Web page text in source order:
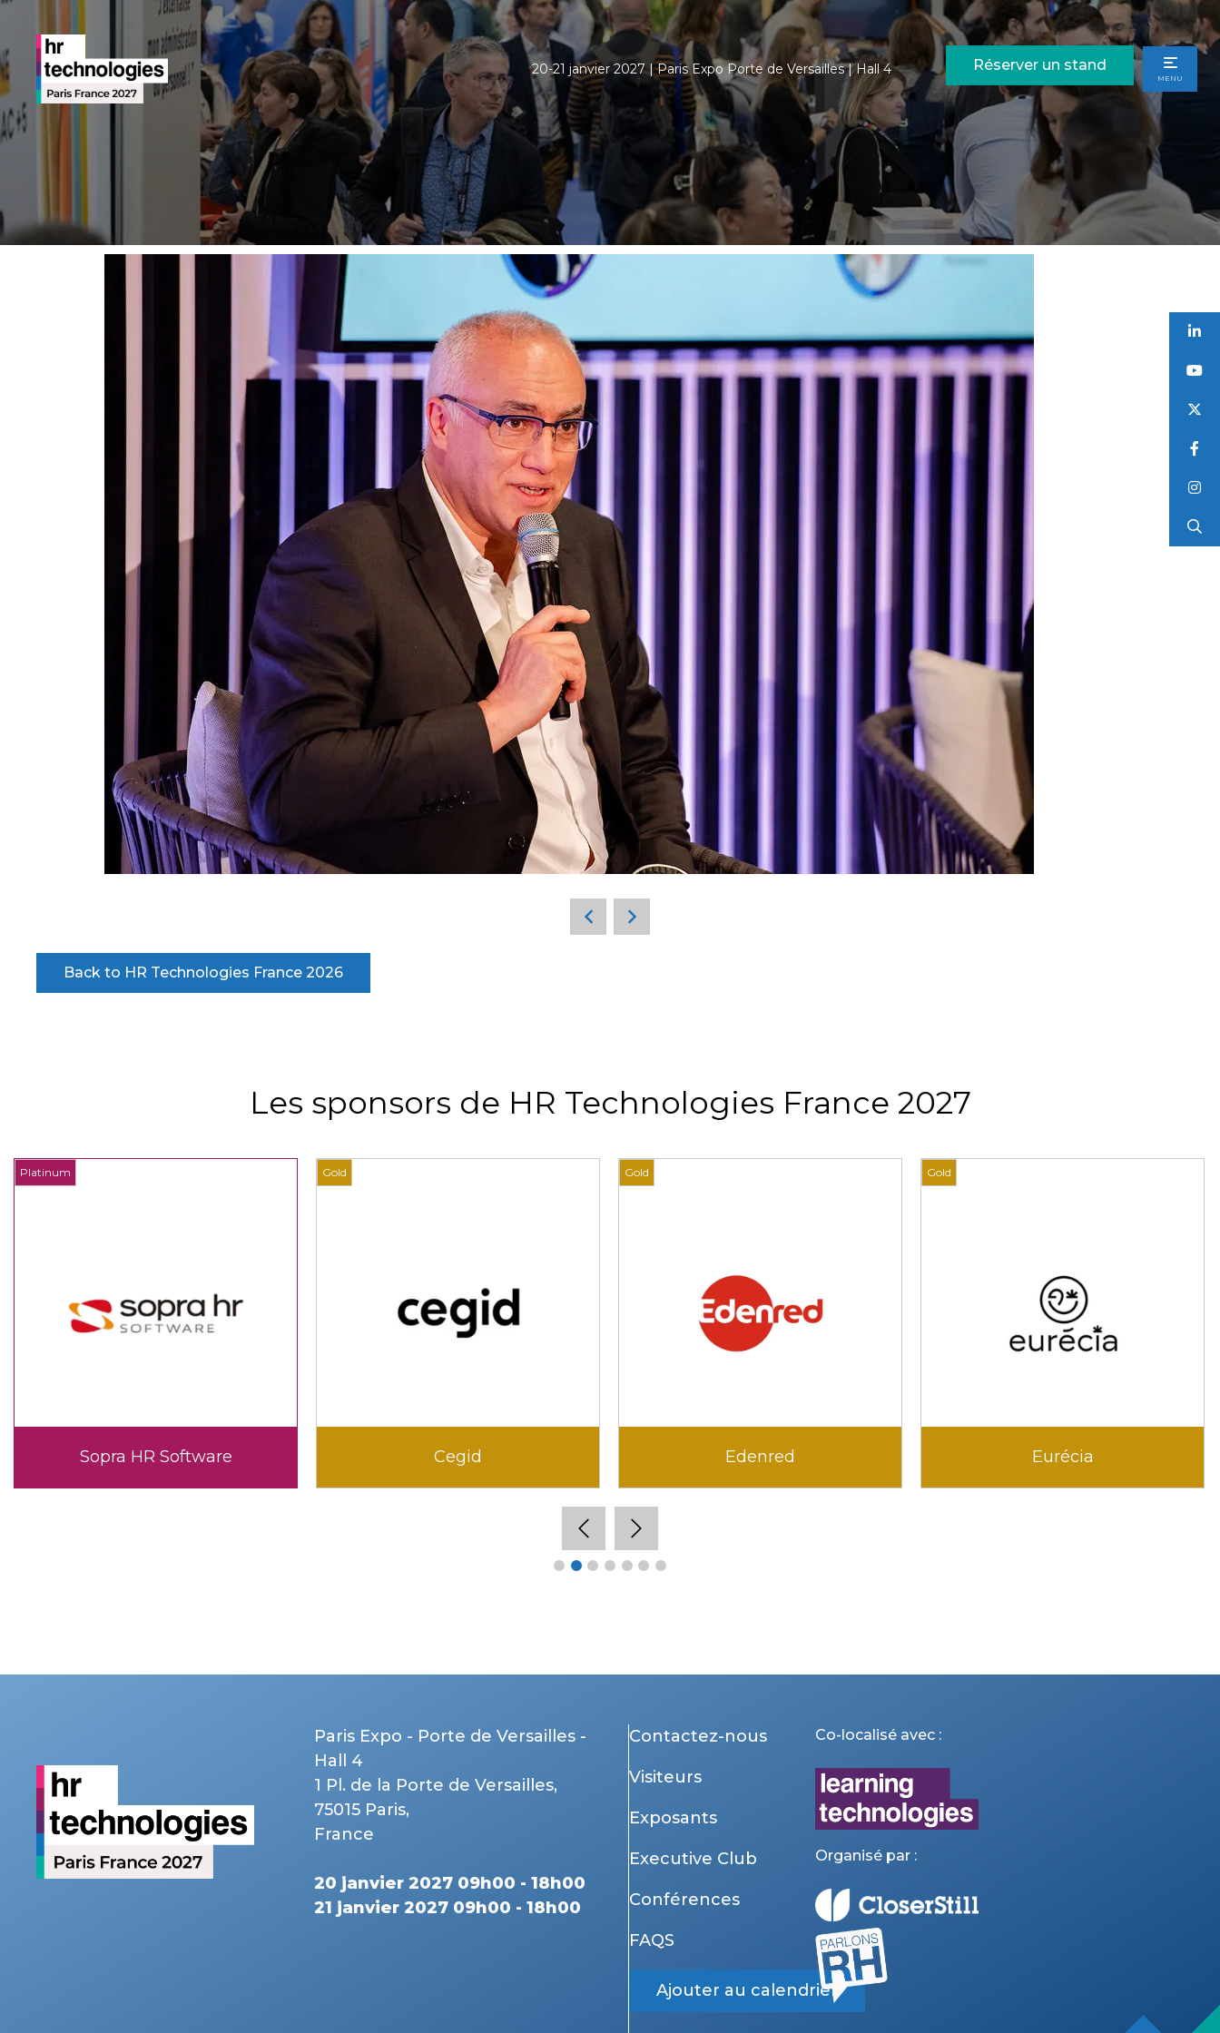
20-21 janvier 2027 | Paris Expo Porte de Versailles | Hall 4 Réserver un stand
MENU
Back to HR Technologies France 2026
Les sponsors de HR Technologies France 2027
Platinum
Sopra HR Software
Gold
Cegid
Gold
Edenred
Gold
Eurécia
Paris Expo - Porte de Versailles -
Hall 4
1 Pl. de la Porte de Versailles,
75015 Paris,
France
20 janvier 2027 09h00 - 18h00
21 janvier 2027 09h00 - 18h00
Contactez-nous
Visiteurs
Exposants
Executive Club
Conférences
FAQS
Ajouter au calendrier
Co-localisé avec :
Organisé par :